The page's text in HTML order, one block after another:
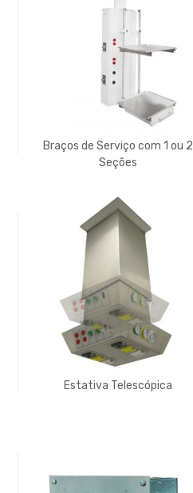
Braços de Serviço com 1 ou 2
Seções
Estativa Telescópica